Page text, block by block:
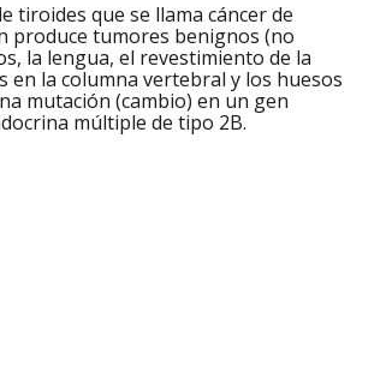
tiroides que se llama cáncer de
produce tumores benignos (no
la lengua, el revestimiento de la
en la columna vertebral y los huesos
mutación (cambio) en un gen
múltiple de tipo 2B.